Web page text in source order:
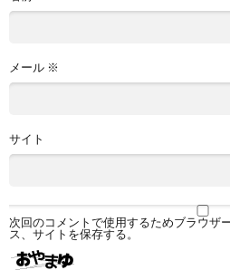
メール ※
サイト
次回のコメントで使用するためブラウザ
ス、サイトを保存する。